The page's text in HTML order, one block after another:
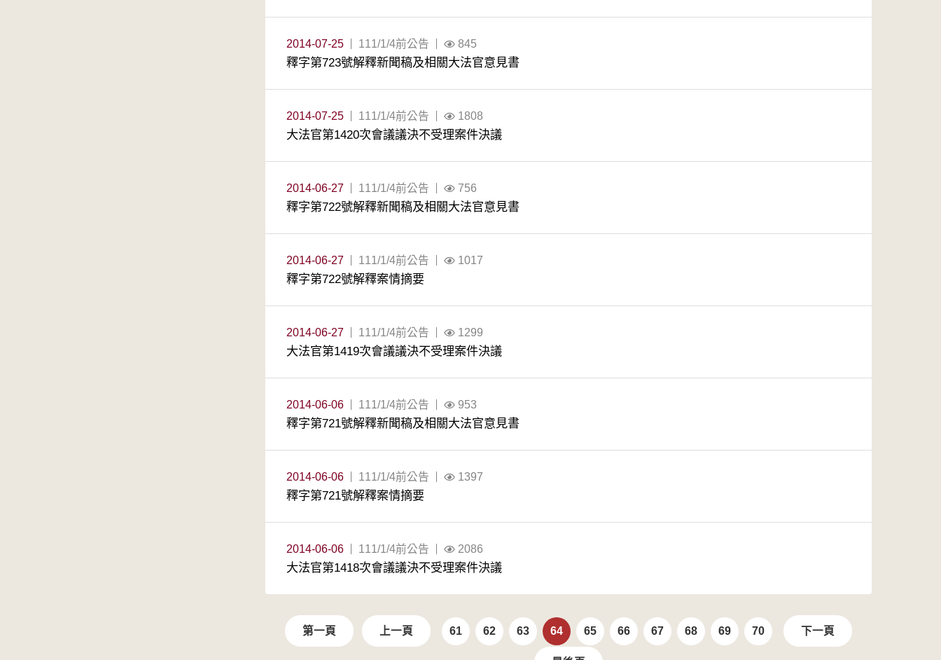
2014-07-25 111/1/4前公告 845
釋字第723號解釋新聞稿及相關大法官意見書
2014-07-25 111/1/4前公告 1808
大法官第1420次會議議決不受理案件決議
2014-06-27 111/1/4前公告 756
釋字第722號解釋新聞稿及相關大法官意見書
2014-06-27 111/1/4前公告 1017
釋字第722號解釋案情摘要
2014-06-27 111/1/4前公告 1299
大法官第1419次會議議決不受理案件決議
2014-06-06 111/1/4前公告 953
釋字第721號解釋新聞稿及相關大法官意見書
2014-06-06 111/1/4前公告 1397
釋字第721號解釋案情摘要
2014-06-06 111/1/4前公告 2086
大法官第1418次會議議決不受理案件決議
第一頁 上一頁 61 62 63 64 65 66 67 68 69 70 下一頁